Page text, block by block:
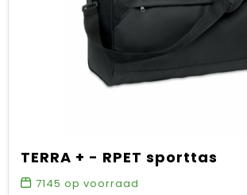
TERRA + - RPET sporttas
7145 op voorraad